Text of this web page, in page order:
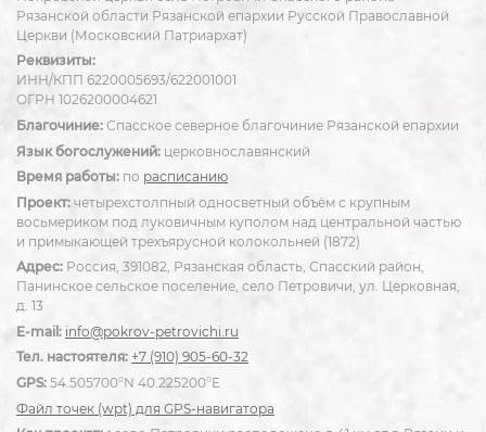
Рязанской области Рязанской епархии Русской Православной
Церкви (Московский Патриархат)
Реквизиты:
ИНН/КПП 6220005693/622001001
ОГРН 1026200004621
Благочиние: Спасское северное благочиние Рязанской епархии
Язык богослужений: церковнославянский
Время работы: по расписанию
Проект: четырехстолпный односветный объём с крупным
восьмериком под луковичным куполом над центральной частью
и примыкающей трехъярусной колокольней (1872)
Адрес: Россия, 391082, Рязанская область, Спасский район,
Панинское сельское поселение, село Петровичи, ул. Церковная,
д. 13
E-mail: info@pokrov-petrovichi.ru
Тел. настоятеля: +7 (910) 905-60-32
GPS: 54.505700°N 40.225200°E
Файл точек (wpt) для GPS-навигатора